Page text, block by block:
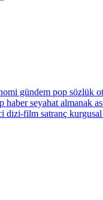
gündem pop sözlük
haberseyahat almanak
dizi-film satranç